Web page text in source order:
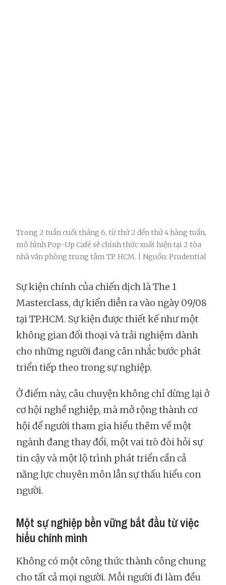
Trong 2 tuần cuối tháng 6, từ thứ 2 đến thứ 4 hàng tuần,
mô hình Pop-Up Café sẽ chính thức xuất hiện tại 2 tòa
nhà văn phòng trung tâm TP. HCM. | Nguồn: Prudential
Sự kiện chính của chiến dịch là The 1
Masterclass, dự kiến diễn ra vào ngày 09/08
tại TP.HCM. Sự kiện được thiết kế như một
không gian đối thoại và trải nghiệm dành
cho những người đang cân nhắc bước phát
triển tiếp theo trong sự nghiệp.
Ở điểm này, câu chuyện không chỉ dừng lại ở
cơ hội nghề nghiệp, mà mở rộng thành cơ
hội để người tham gia hiểu thêm về một
ngành đang thay đổi, một vai trò đòi hỏi sự
tin cậy và một lộ trình phát triển cần cả
năng lực chuyên môn lẫn sự thấu hiểu con
người.
Một sự nghiệp bền vững bắt đầu từ việc
hiểu chính mình
Không có một công thức thành công chung
cho tất cả mọi người. Mỗi người đi làm đều